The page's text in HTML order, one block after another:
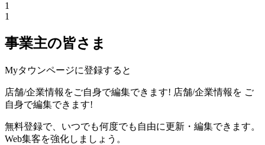
1
1
事業主の皆さま
Myタウンページに登録すると
店舗/企業情報をご自身で編集できます! 店舗/企業情報を ご
自身で編集できます!
無料登録で、いつでも何度でも自由に更新・編集できます。
Web集客を強化しましょう。